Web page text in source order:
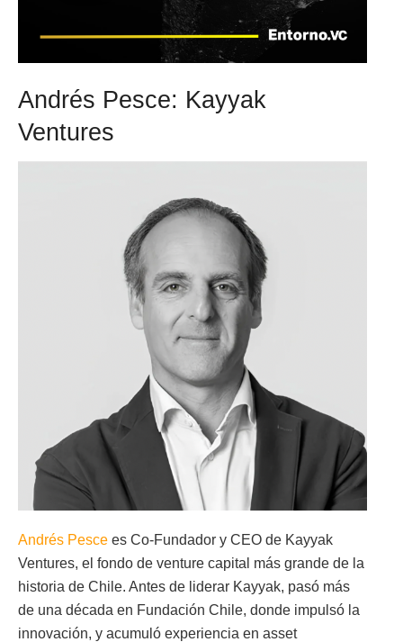
Andrés Pesce: Kayyak
Ventures
Andrés Pesce es Co-Fundador y CEO de Kayyak
Ventures, el fondo de venture capital más grande de la
historia de Chile. Antes de liderar Kayyak, pasó más
de una década en Fundación Chile, donde impulsó la
innovación, y acumuló experiencia en asset